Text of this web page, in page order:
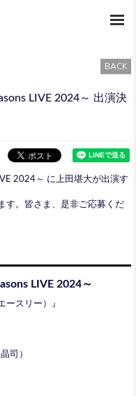
BACK
LIVE 2024～ 出演決
2024～ に上田堪大が出演す
す。皆さま、是非ご応募くだ
LIVE 2024～
ースリー）』
司）